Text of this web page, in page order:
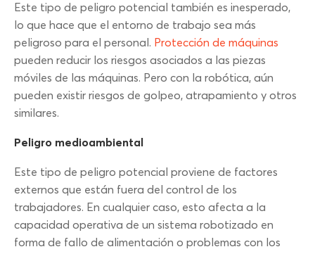
Este tipo de peligro potencial también es inesperado,
lo que hace que el entorno de trabajo sea más
peligroso para el personal. Protección de máquinas
pueden reducir los riesgos asociados a las piezas
móviles de las máquinas. Pero con la robótica, aún
pueden existir riesgos de golpeo, atrapamiento y otros
similares.
Peligro medioambiental
Este tipo de peligro potencial proviene de factores
externos que están fuera del control de los
trabajadores. En cualquier caso, esto afecta a la
capacidad operativa de un sistema robotizado en
forma de fallo de alimentación o problemas con los